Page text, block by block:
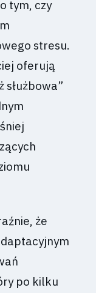
tym, czy
stresu.
oferują
że
po kilku